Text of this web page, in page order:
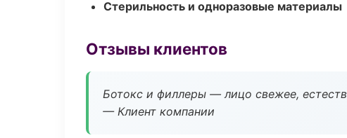
Стерильность и одноразовые материалы
Отзывы клиентов
Ботокс и филлеры — лицо свежее,
— Клиент компании